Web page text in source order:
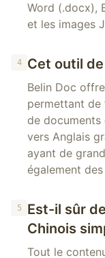
Word (.docx),
et les images
4 Cet outil
Belin Doc
permettant de
de
vers Anglais
ayant de
également
5
Est-il sûr
Chinois
Tout le